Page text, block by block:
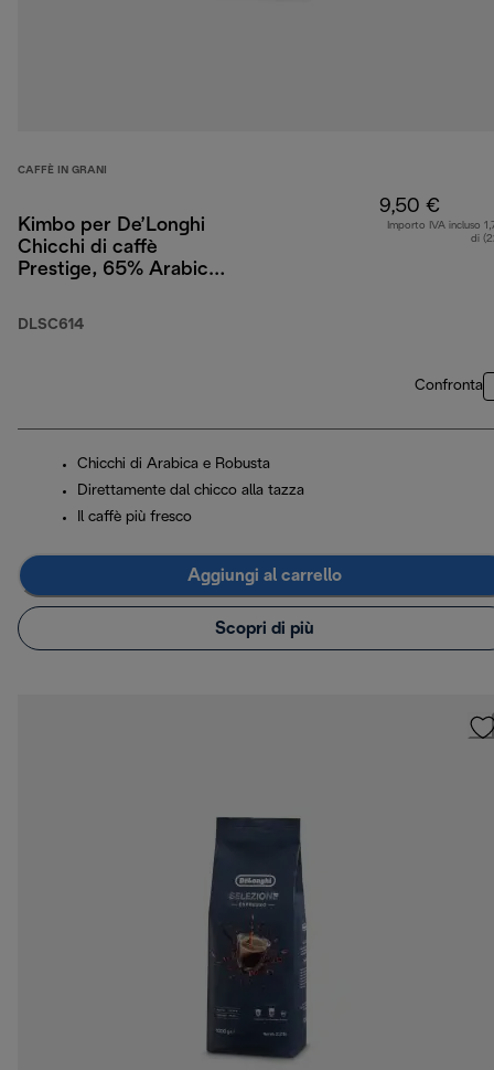
CAFFÈ IN GRANI
Kimbo per De’Longhi
Chicchi di caffè
Prestige, 65% Arabica
DLSC614
9,50 €
Importo IVA incluso
di
Confronta
Chicchi di Arabica e Robusta
Direttamente dal chicco alla tazza
Il caffè più fresco
Aggiungi al carrello
Scopri di più